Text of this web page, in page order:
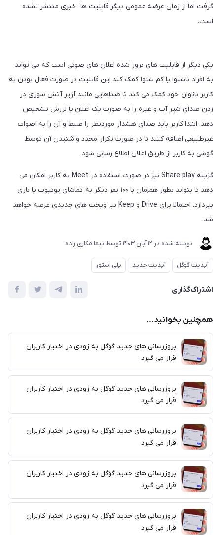
گرفت اما از زمان عرضه عمومی دیگر قابلیت ها خبری منتشر نشده
است.
یکی دیگر از قابلیت های بروز شده اعلان های صوتی است که می تواند
به افراد ناشنوا یا کم شنوا کمک کند این قابلیت در صورت فعال بودن به
کاربر ناتوان خود کمک می کند تا صداهایی مانند آژیر آتش سوزی در
زدن صدای شیر آب و غیره را به صورت یک اعلان یا لرزش تشخیص
دهد. ابتدا کاربر باید صدای هشدار موردنظر را ضبط و آن را به اصوات
غیرطبیعی اضافه کنند تا در صورت تکرار مجدد و شنیدن آن توسط
گوشی به کاربر از طریق اعلان اطلاع رسانی شود.
گزینه Share play نیز در صورت استفاده در Meet به کاربر امکان می
دهد تا بتواند بطور همزمان با ۱۰۰ نفر دیگر به تماشای یوتیوب یا بازی
بپردازد. احتمالا برای Drive و Keep نیز ویجت های جدیدی عرضه خواهد
شد.
نوشته شده در 12 آبان 1403 توسط نیما مکاری زاده
آپدیت گوگل آپدیت جدید پلی استور
اشتراک‌گذاری
همچنین بخوانید...
بروزرسانی های جدید گوگل به زودی در اختیار کاربران
قرار می گیرد
بروزرسانی های جدید گوگل به زودی در اختیار کاربران
قرار می گیرد
بروزرسانی های جدید گوگل به زودی در اختیار کاربران
قرار می گیرد
بروزرسانی های جدید گوگل به زودی در اختیار کاربران
قرار می گیرد
بروزرسانی های جدید گوگل به زودی در اختیار کاربران
قرار می گیرد